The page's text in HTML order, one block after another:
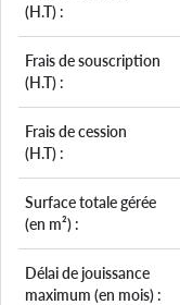
(H.T) :
Frais de souscription
(H.T) :
Frais de cession
(H.T) :
Surface totale gérée
(en m²) :
Délai de jouissance
maximum (en mois) :